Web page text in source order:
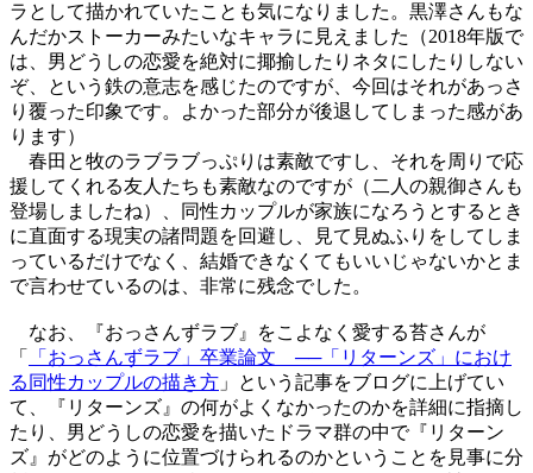
ラとして描かれていたことも気になりました。黒澤さんもな
んだかストーカーみたいなキャラに見えました（2018年版で
は、男どうしの恋愛を絶対に揶揄したりネタにしたりしない
ぞ、という鉄の意志を感じたのですが、今回はそれがあっさ
り覆った印象です。よかった部分が後退してしまった感があ
ります）
春田と牧のラブラブっぷりは素敵ですし、それを周りで応
援してくれる友人たちも素敵なのですが（二人の親御さんも
登場しましたね）、同性カップルが家族になろうとするとき
に直面する現実の諸問題を回避し、見て見ぬふりをしてしま
っているだけでなく、結婚できなくてもいいじゃないかとま
で言わせているのは、非常に残念でした。
なお、『おっさんずラブ』をこよなく愛する苔さんが
「
「おっさんずラブ」卒業論文 ──「リターンズ」におけ
る同性カップルの描き方 」という記事をブログに上げてい
て、『リターンズ』の何がよくなかったのかを詳細に指摘し
たり、男どうしの恋愛を描いたドラマ群の中で『リターン
ズ』がどのように位置づけられるのかということを見事に分